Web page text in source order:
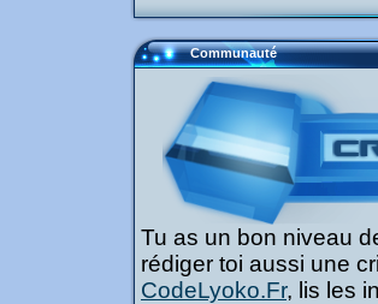
Communauté
Tu as un bon niveau
rédiger toi aussi une
CodeLyoko.Fr, lis les